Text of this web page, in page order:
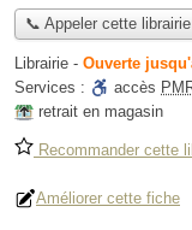
📞 Appeler cette librairie
Librairie - Ouverte
Services :
accès
retrait en magasin
Recommander cette
Améliorer cette fiche